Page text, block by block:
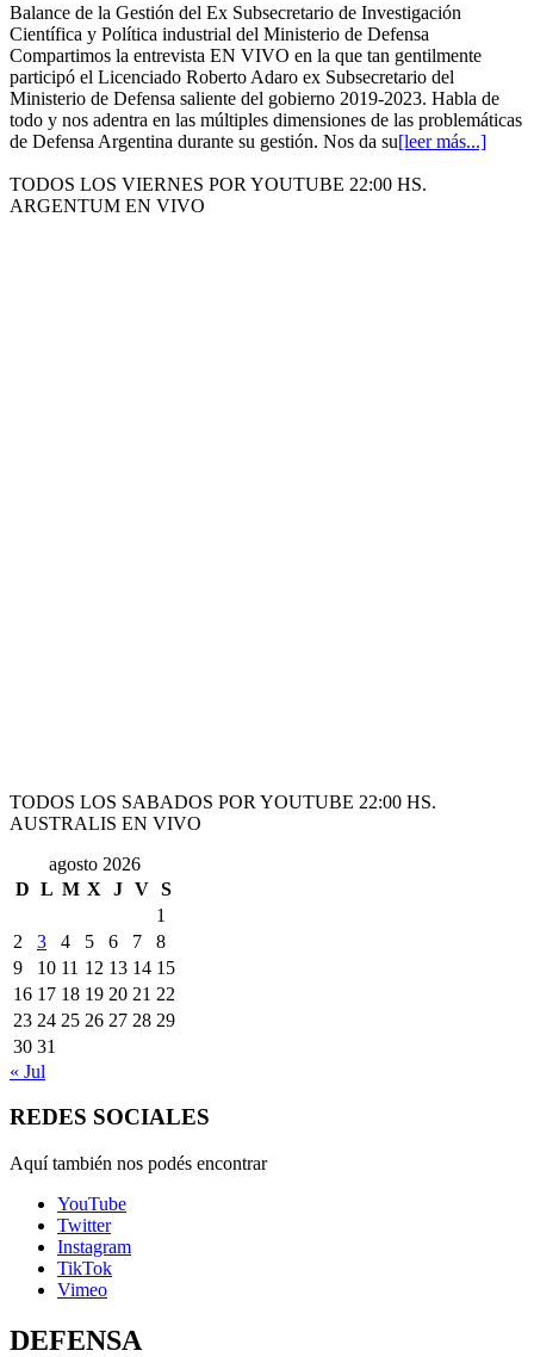
Balance de la Gestión del Ex Subsecretario de Investigación
Científica y Política industrial del Ministerio de Defensa
Compartimos la entrevista EN VIVO en la que tan gentilmente
participó el Licenciado Roberto Adaro ex Subsecretario del
Ministerio de Defensa saliente del gobierno 2019-2023. Habla de
todo y nos adentra en las múltiples dimensiones de las problemáticas
de Defensa Argentina durante su gestión. Nos da su[leer más...]
TODOS LOS VIERNES POR YOUTUBE 22:00 HS.
ARGENTUM EN VIVO
TODOS LOS SABADOS POR YOUTUBE 22:00 HS.
AUSTRALIS EN VIVO
agosto 2026
D L M X J V S
1
2
3 4 5 6 7
8
9
10 11 12 13 14 15
16 17 18 19 20 21 22
23 24 25 26 27 28 29
30 31
« Jul
REDES SOCIALES
Aquí también nos podés encontrar
YouTube
Twitter
Instagram
TikTok
Vimeo
DEFENSA